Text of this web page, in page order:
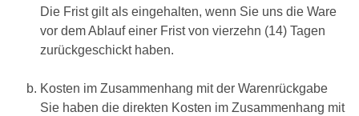
Die Frist gilt als eingehalten, wenn Sie uns die Ware
vor dem Ablauf einer Frist von vierzehn (14) Tagen
zurückgeschickt haben.
Kosten im Zusammenhang mit der Warenrückgabe
Sie haben die direkten Kosten im Zusammenhang mit